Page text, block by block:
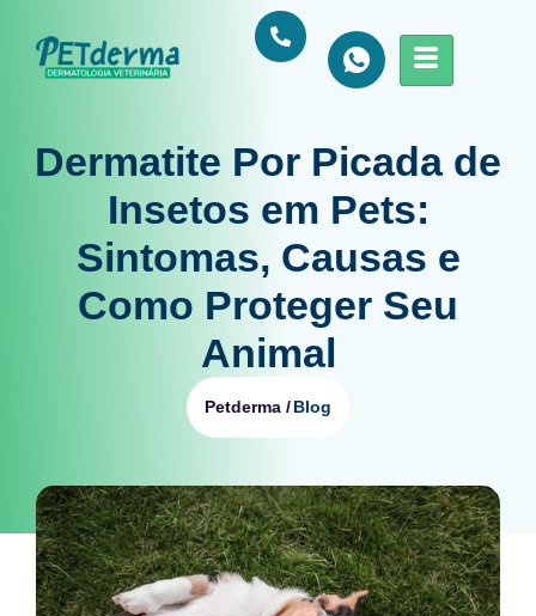
Dermatite Por Picada de
Insetos em Pets:
Sintomas, Causas e
Como Proteger Seu
Animal
Petderma /Blog